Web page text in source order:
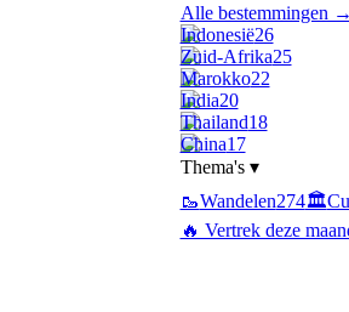
Alle bestemmingen →
Indonesië26
Zuid-Afrika25
Marokko22
India20
Thailand18
China17
Thema's ▾
🥾Wandelen274🏛️
🔥 Vertrek deze